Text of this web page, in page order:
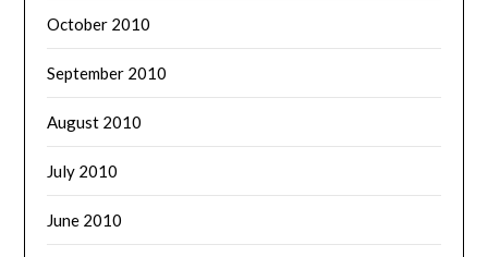
October 2010
September 2010
August 2010
July 2010
June 2010